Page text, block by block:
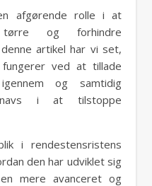
afgørende rolle i at
og forhindre
artikel har vi set,
ved at tillade
og samtidig
i at tilstoppe
i rendestensristens
den har udviklet sig
mere avanceret og